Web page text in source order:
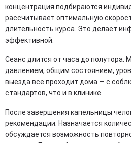
концентрация подбираются
рассчитывает оптимальную
длительность курса. Это делает
эффективной.
Сеанс длится от часа до полутора.
давлением, общим состоянием,
выезда все проходит дома — с
стандартов, что и в клинике.
После завершения капельницы
рекомендации. Назначается
обсуждается возможность